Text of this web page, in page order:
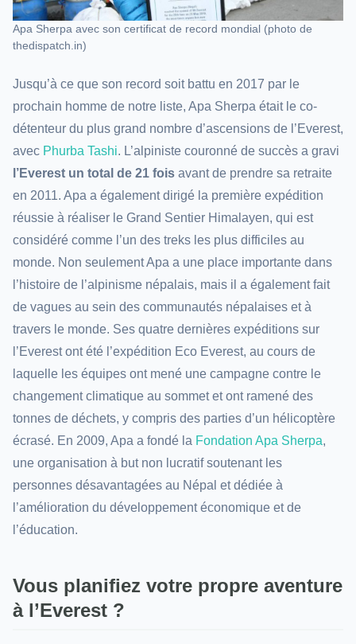
Apa Sherpa avec son certificat de record mondial (photo de
thedispatch.in)
Jusqu’à ce que son record soit battu en 2017 par le
prochain homme de notre liste, Apa Sherpa était le co-
détenteur du plus grand nombre d’ascensions de l’Everest,
avec Phurba Tashi. L’alpiniste couronné de succès a gravi
l’Everest un total de 21 fois avant de prendre sa retraite
en 2011. Apa a également dirigé la première expédition
réussie à réaliser le Grand Sentier Himalayen, qui est
considéré comme l’un des treks les plus difficiles au
monde. Non seulement Apa a une place importante dans
l’histoire de l’alpinisme népalais, mais il a également fait
de vagues au sein des communautés népalaises et à
travers le monde. Ses quatre dernières expéditions sur
l’Everest ont été l’expédition Eco Everest, au cours de
laquelle les équipes ont mené une campagne contre le
changement climatique au sommet et ont ramené des
tonnes de déchets, y compris des parties d’un hélicoptère
écrasé. En 2009, Apa a fondé la Fondation Apa Sherpa,
une organisation à but non lucratif soutenant les
personnes désavantagées au Népal et dédiée à
l’amélioration du développement économique et de
l’éducation.
Vous planifiez votre propre aventure
à l’Everest ?